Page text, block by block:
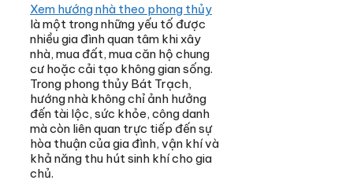
Xem hướng nhà theo phong thủy
là một trong những yếu tố được
nhiều gia đình quan tâm khi xây
nhà, mua đất, mua căn hộ chung
cư hoặc cải tạo không gian sống.
Trong phong thủy Bát Trạch,
hướng nhà không chỉ ảnh hưởng
đến tài lộc, sức khỏe, công danh
mà còn liên quan trực tiếp đến sự
hòa thuận của gia đình, vận khí và
khả năng thu hút sinh khí cho gia
chủ.